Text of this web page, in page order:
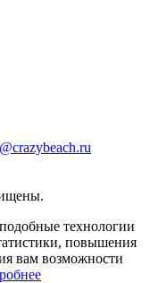
технологии
повышения
вам возможности